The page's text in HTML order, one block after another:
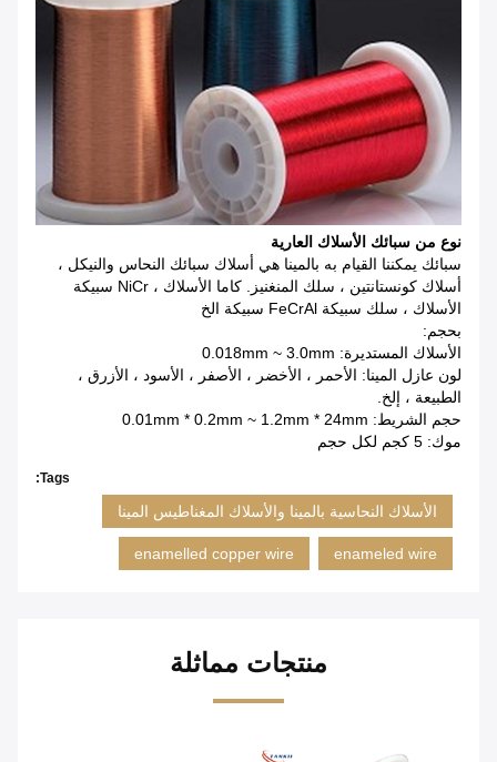
نوع من سبائك الأسلاك العارية
سبائك يمكننا القيام به بالمينا هي أسلاك سبائك النحاس والنيكل ،
أسلاك كونستانتين ، سلك المنغنيز.
كاما الأسلاك ، NiCr سبيكة
الأسلاك ، سلك سبيكة FeCrAl سبيكة الخ
بحجم:
الأسلاك المستديرة: 0.018mm ~ 3.0mm
لون عازل المينا: الأحمر ، الأخضر ، الأصفر ، الأسود ، الأزرق ،
الطبيعة ، إلخ.
حجم الشريط: 0.01mm * 0.2mm ~ 1.2mm * 24mm
موك: 5 كجم لكل حجم
Tags:
الأسلاك النحاسية بالمينا والأسلاك المغناطيس المينا
enameled wire
enamelled copper wire
منتجات مماثلة